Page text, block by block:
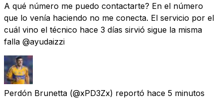
A qué número me puedo contactarte? En el número
que lo venía haciendo no me conecta. El servicio por el
cuál vino el técnico hace 3 días sirvió sigue la misma
falla @ayudaizzi
Perdón Brunetta (@xPD3Zx) reportó hace 5 minutos